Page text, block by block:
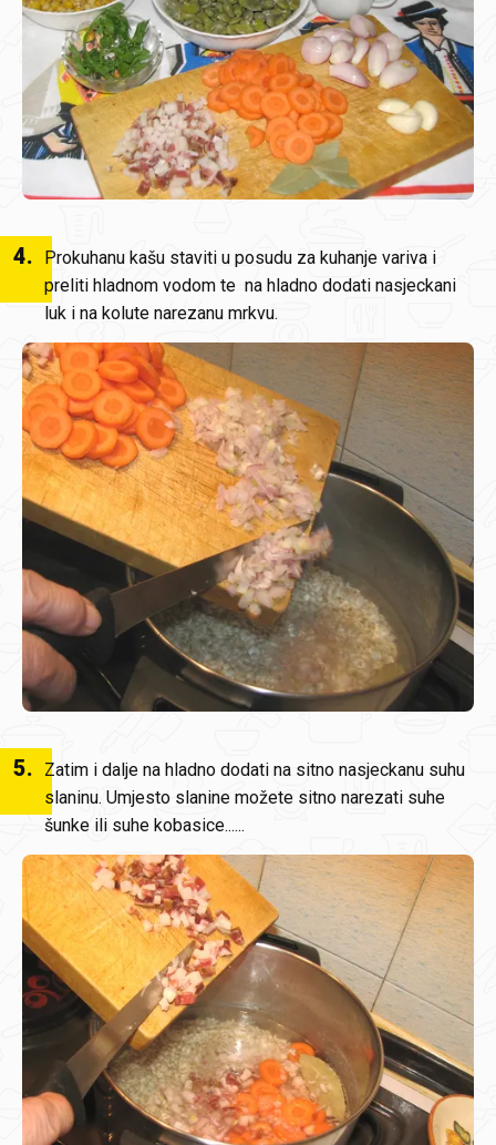
4.
Prokuhanu kašu staviti u posudu za kuhanje variva i
preliti hladnom vodom te na hladno dodati nasjeckani
luk i na kolute narezanu mrkvu.
5.
Zatim i dalje na hladno dodati na sitno nasjeckanu suhu
slaninu. Umjesto slanine možete sitno narezati suhe
šunke ili suhe kobasice......